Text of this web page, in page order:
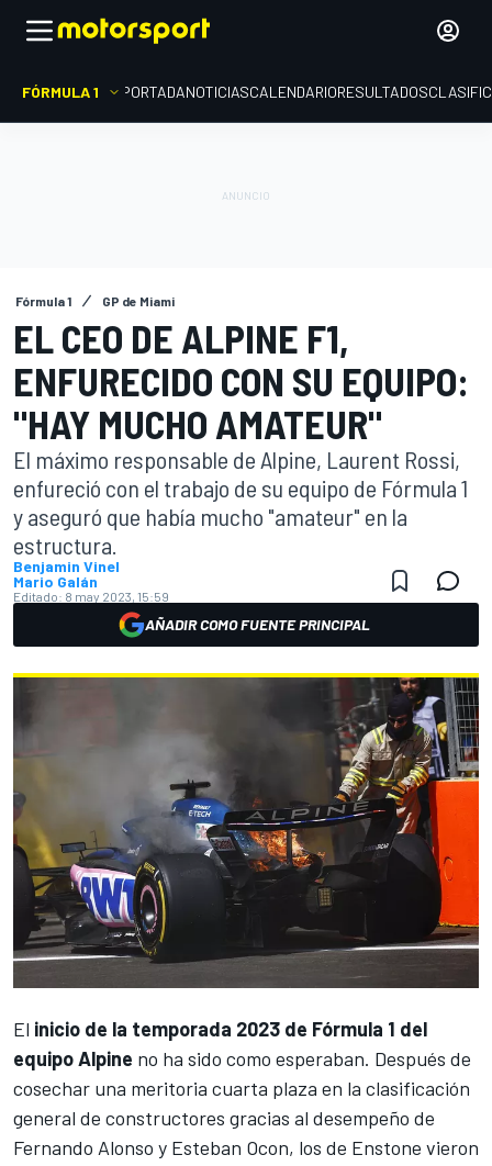
FÓRMULA 1 PORTADANOTICIASCALENDARIORESULTADOS
Fórmula 1 GP de Miami
EL CEO DE ALPINE F1,
ENFURECIDO CON SU EQUIPO:
"HAY MUCHO AMATEUR"
El máximo responsable de Alpine, Laurent Rossi,
enfureció con el trabajo de su equipo de Fórmula 1
y aseguró que había mucho "amateur" en la
estructura.
Benjamin Vinel
Mario Galán
Editado: 8 may 2023, 15:59
AÑADIR COMO FUENTE PRINCIPAL
El inicio de la temporada 2023 de Fórmula 1 del
equipo Alpine no ha sido como esperaban. Después de
cosechar una meritoria cuarta plaza en la clasificación
general de constructores gracias al desempeño de
Fernando Alonso y Esteban Ocon, los de Enstone vieron